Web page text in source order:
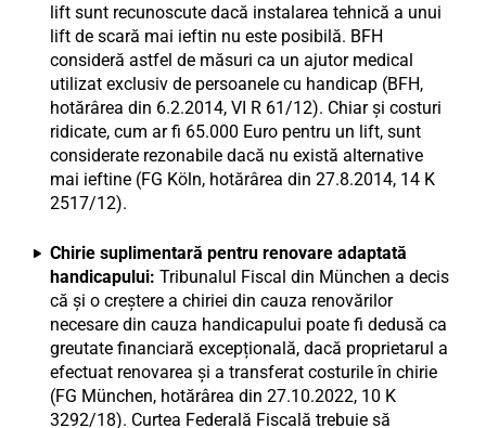
lift sunt recunoscute dacă instalarea tehnică a unui
lift de scară mai ieftin nu este posibilă. BFH
consideră astfel de măsuri ca un ajutor medical
utilizat exclusiv de persoanele cu handicap (BFH,
hotărârea din 6.2.2014, VI R 61/12). Chiar și costuri
ridicate, cum ar fi 65.000 Euro pentru un lift, sunt
considerate rezonabile dacă nu există alternative
mai ieftine (FG Köln, hotărârea din 27.8.2014, 14 K
2517/12).
Chirie suplimentară pentru renovare adaptată
handicapului: Tribunalul Fiscal din München a decis
că și o creștere a chiriei din cauza renovărilor
necesare din cauza handicapului poate fi dedusă ca
greutate financiară excepțională, dacă proprietarul a
efectuat renovarea și a transferat costurile în chirie
(FG München, hotărârea din 27.10.2022, 10 K
3292/18). Curtea Federală Fiscală trebuie să